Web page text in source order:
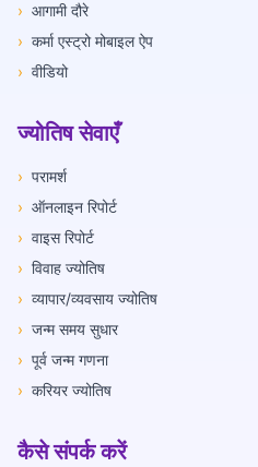
› आगामी दौरे
› कर्मा एस्ट्रो मोबाइल ऐप
› वीडियो
ज्योतिष सेवाएँ
› परामर्श
› ऑनलाइन रिपोर्ट
› वाइस रिपोर्ट
› विवाह ज्योतिष
› व्यापार/व्यवसाय ज्योतिष
› जन्म समय सुधार
› पूर्व जन्म गणना
› करियर ज्योतिष
कैसे संपर्क करें